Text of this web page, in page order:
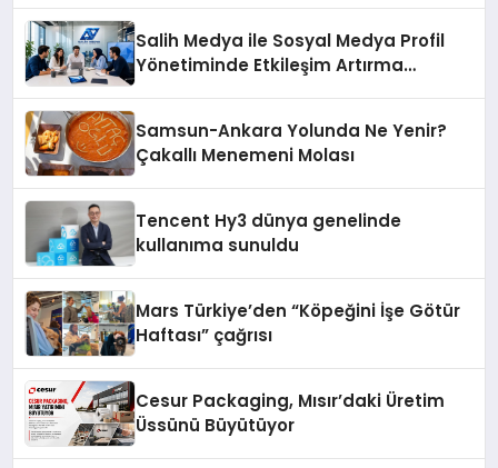
Salih Medya ile Sosyal Medya Profil
Yönetiminde Etkileşim Artırma
Samsun-Ankara Yolunda Ne Yenir?
Çakallı Menemeni Molası
Tencent Hy3 dünya genelinde
kullanıma sunuldu
Mars Türkiye’den “Köpeğini İşe Götür
Haftası” çağrısı
Cesur Packaging, Mısır’daki Üretim
Üssünü Büyütüyor